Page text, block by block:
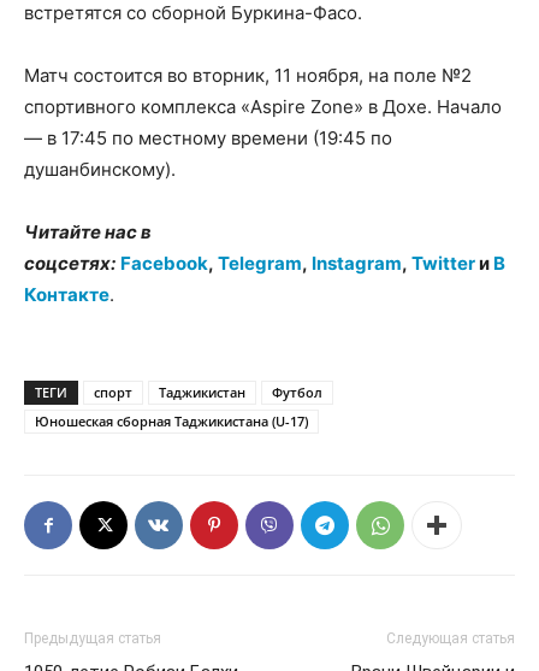
встретятся со сборной Буркина-Фасо.
Матч состоится во вторник, 11 ноября, на поле №2
спортивного комплекса «Aspire Zone» в Дохе. Начало
— в 17:45 по местному времени (19:45 по
душанбинскому).
Читайте нас в
соцсетях: Facebook, Telegram, Instagram, Twitterи В
Контакте.
ТЕГИ спорт Таджикистан
Футбол
Юношеская сборная Таджикистана (U-17)
Предыдущая статья Следующая статья